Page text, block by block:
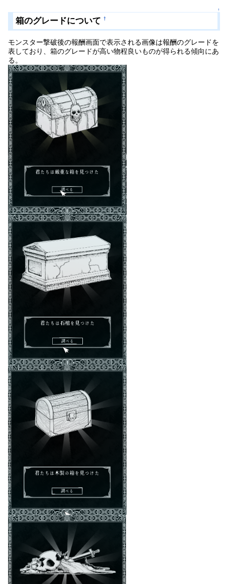
↑
箱のグレードについて †
モンスター撃破後の報酬画面で表示される画像は報酬のグレードを
表しており、箱のグレードが高い物程良いものが得られる傾向にあ
る。